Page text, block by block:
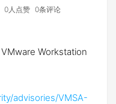
0人点赞 0条评论
Workstation
advisories/VMSA-